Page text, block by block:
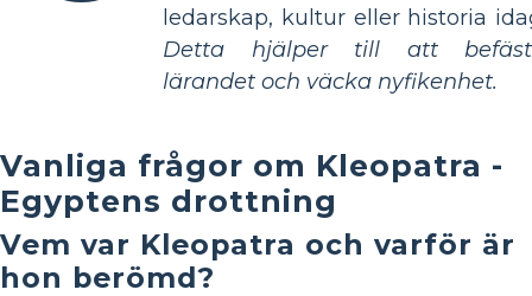
ledarskap, kultur eller historia
Detta hjälper till att
lärandet och väcka nyfikenhet.
Vanliga frågor om Kleopatra -
Egyptens drottning
Vem var Kleopatra och varför är
hon berömd?